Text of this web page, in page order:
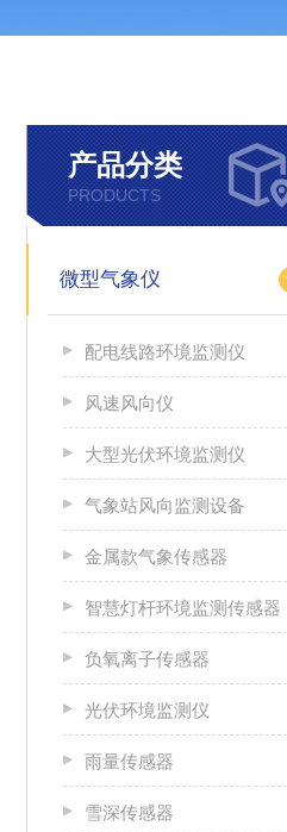
产品分类
PRODUCTS
微型气象仪
配电线路环境监测仪
风速风向仪
大型光伏环境监测仪
气象站风向监测设备
金属款气象传感器
智慧灯杆环境监测传感器
负氧离子传感器
光伏环境监测仪
雨量传感器
雪深传感器